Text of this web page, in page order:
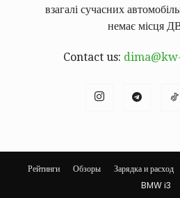
взагалі сучасних
немає місця
Contact us:
Рейтинги Обзоры Зарядка и расход
BMW i3